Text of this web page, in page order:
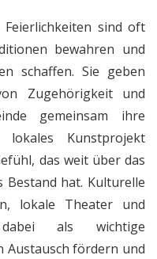
sind oft
bewahren und
schaffen. Sie geben
Zugehörigkeit und
gemeinsam ihre
Kunstprojekt
das weit über das
Bestand hat. Kulturelle
lokale Theater und
als wichtige
Austausch fördern und